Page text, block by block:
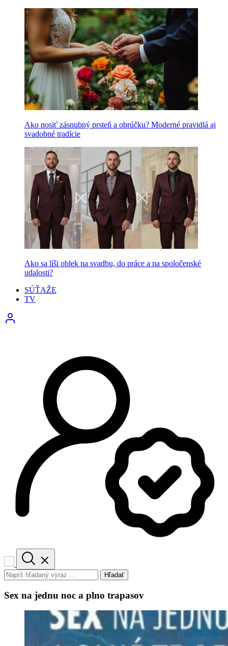
Ako nosiť zásnubný prsteň a obrúčku? Moderné pravidlá aj
svadobné tradície
Ako sa líši oblek na svadbu, do práce a na spoločenské
udalosti?
SÚŤAŽE
TV
Hľadať
Sex na jednu noc a plno trapasov